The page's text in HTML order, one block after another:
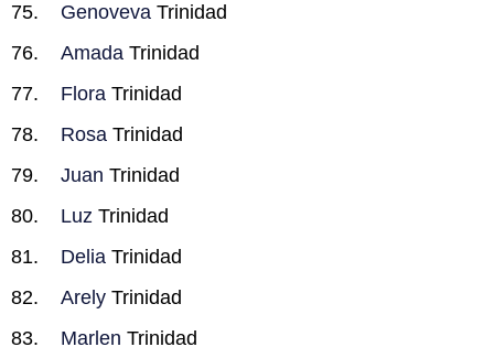
Genoveva Trinidad
Amada Trinidad
Flora Trinidad
Rosa Trinidad
Juan Trinidad
Luz Trinidad
Delia Trinidad
Arely Trinidad
Marlen Trinidad